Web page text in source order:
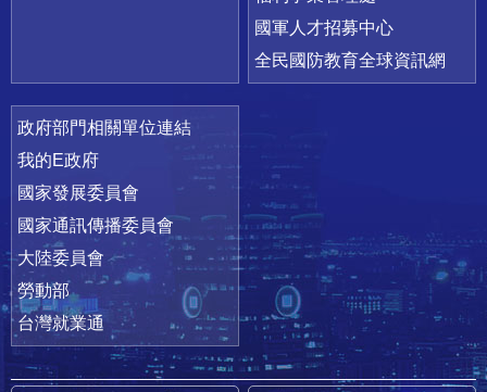
國軍人才招募中心
全民國防教育全球資訊網
政府部門相關單位連結
我的E政府
國家發展委員會
國家通訊傳播委員會
大陸委員會
勞動部
台灣就業通